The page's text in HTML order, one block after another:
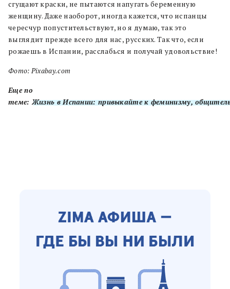
сгущают краски, не пытаются напугать беременную
женщину. Даже наоборот, иногда кажется, что испанцы
чересчур попустительствуют, но я думаю, так это
выглядит прежде всего для нас, русских. Так что, если
рожаешь в Испании, расслабься и получай удовольствие!
Фото: Pixabay.com
Еще по
теме:Жизнь в Испании: привыкайте к феминизму,